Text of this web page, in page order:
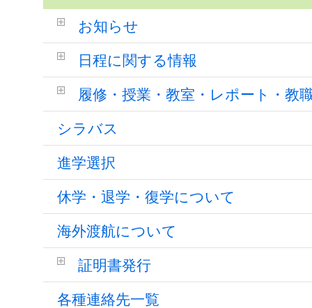
お知らせ
日程に関する情報
履修・授業・教室・レポート・教
シラバス
進学選択
休学・退学・復学について
海外渡航について
証明書発行
各種連絡先一覧